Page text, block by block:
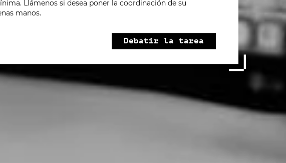
Llámenos si desea poner la coordinación de su
manos.
Debatir la tarea